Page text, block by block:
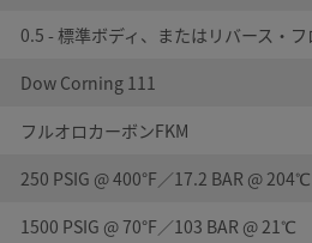
0.5 - 標準ボディ、またはリバース・
Dow Corning 111
フルオロカーボンFKM
250 PSIG @ 400°F／17.2 BAR @ 204℃
1500 PSIG @ 70°F／103 BAR @ 21℃